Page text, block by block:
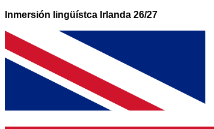
Inmersión lingüístca Irlanda 26/27